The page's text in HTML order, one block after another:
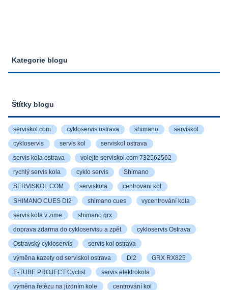
Kategorie blogu
Štítky blogu
serviskol.com cykloservis ostrava shimano serviskol
cykloservis servis kol serviskol ostrava
servis kola ostrava volejte serviskol.com 732562562
rychlý servis kola cyklo servis Shimano
SERVISKOL.COM serviskola centrovani kol
SHIMANO CUES DI2 shimano cues vycentrování kola
servis kola v zime shimano grx
doprava zdarma do cykloservisu a zpět cykloservis Ostrava
Ostravský cykloservis servis kol ostrava
výměna kazety od serviskol ostrava Di2 GRX RX825
E-TUBE PROJECT Cyclist servis elektrokola
výměna řetězu na jízdním kole centrování kol